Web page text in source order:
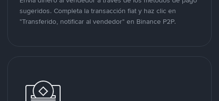
sugeridos. Completa la transacción fiat y haz clic en
"Transferido, notificar al vendedor" en Binance P2P.